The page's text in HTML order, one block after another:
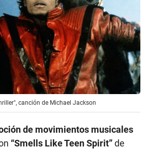
canción de Michael Jackson
de movimientos musicales
“Smells Like Teen Spirit”de